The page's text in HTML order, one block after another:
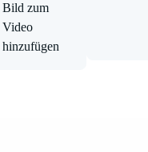
Bild zum
Video
hinzufügen